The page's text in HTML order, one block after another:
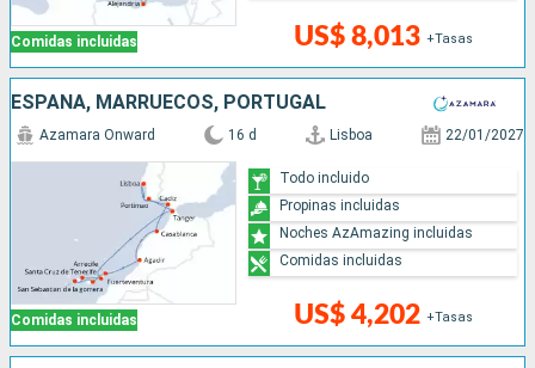
Comidas incluidas US$ 8,013 +Tasas
ESPAÑA, MARRUECOS, PORTUGAL
Comidas incluidas
Azamara Onward 16 d Lisboa 22/01/2027
US$ 4,202 +Tasas
Todo incluido
Propinas incluidas
Noches AzAmazing incluidas
Comidas incluidas